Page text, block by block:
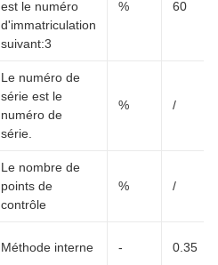
est le numéro
d'immatriculation
suivant:3
% 60
Le numéro de
série est le
numéro de
série.
% /
Le nombre de
points de
contrôle
% /
Méthode interne - 0.35